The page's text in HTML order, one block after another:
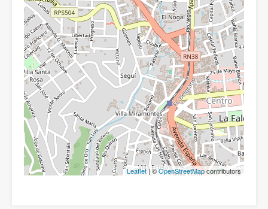
Leaflet| ©OpenStreetMapcontributors